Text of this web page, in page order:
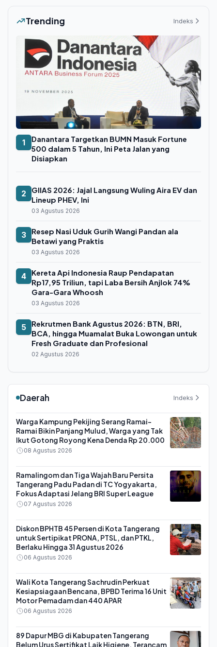
Trending Indeks
1
Danantara Targetkan BUMN Masuk Fortune
500 dalam 5 Tahun, Ini Peta Jalan yang
Disiapkan
2
GIIAS 2026: Jajal Langsung Wuling Aira EV dan
Lineup PHEV, Ini
03 Agustus 2026
3
Resep Nasi Uduk Gurih Wangi Pandan ala
Betawi yang Praktis
03 Agustus 2026
4
Kereta Api Indonesia Raup Pendapatan
Rp17,95 Triliun, tapi Laba Bersih Anjlok 74%
Gara-Gara Whoosh
03 Agustus 2026
5
Rekrutmen Bank Agustus 2026: BTN, BRI,
BCA, hingga Muamalat Buka Lowongan untuk
Fresh Graduate dan Profesional
02 Agustus 2026
Daerah Indeks
Warga Kampung Pekijing Serang Ramai-
Ramai Bikin Panjang Mulud, Warga yang Tak
Ikut Gotong Royong Kena Denda Rp 20.000
08 Agustus 2026
Ramalingom dan Tiga Wajah Baru Persita
Tangerang Padu Padan di TC Yogyakarta,
Fokus Adaptasi Jelang BRI Super League
07 Agustus 2026
Diskon BPHTB 45 Persen di Kota Tangerang
untuk Sertipikat PRONA, PTSL, dan PTKL,
Berlaku Hingga 31 Agustus 2026
06 Agustus 2026
Wali Kota Tangerang Sachrudin Perkuat
Kesiapsiagaan Bencana, BPBD Terima 16 Unit
Motor Pemadam dan 440 APAR
06 Agustus 2026
89 Dapur MBG di Kabupaten Tangerang
Belum Urus Sertifikat Laik Higiene, Terancam